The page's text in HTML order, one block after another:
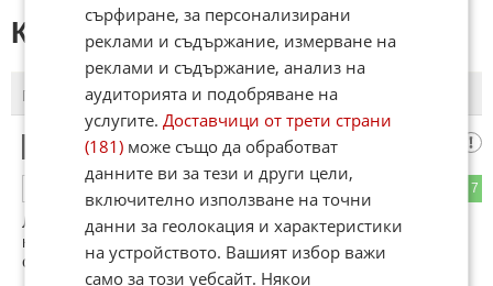
КОМЕНТАРИ КЪМ СТАТИЯТА
ПОСЛЕДНИ ПЪРВИ
Смехурко
7
Левски са смешни ама вие сте още по! На някакъв луд
късмет се разминавате с резила вече доста пъти. Чакам
скоро някой от изпадащите да ви приземи
сърфиране, за персонализирани
реклами и съдържание, измерване на
реклами и съдържание, анализ на
аудиторията и подобряване на
услугите.Доставчици от трети страни
(181) може също да обработват
данните ви за тези и други цели,
включително използване на точни
данни за геолокация и характеристики
на устройството. Вашият избор важи
само за този уебсайт. Някои